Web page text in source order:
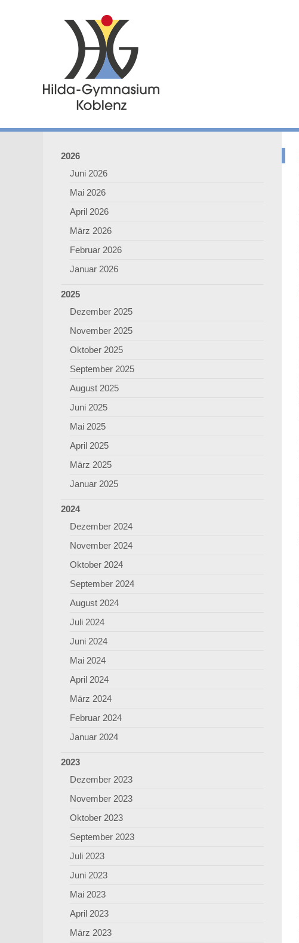
2026
Juni 2026
Mai 2026
April 2026
März 2026
Februar 2026
Januar 2026
2025
Dezember 2025
November 2025
Oktober 2025
September 2025
August 2025
Juni 2025
Mai 2025
April 2025
März 2025
Januar 2025
2024
Dezember 2024
November 2024
Oktober 2024
September 2024
August 2024
Juli 2024
Juni 2024
Mai 2024
April 2024
März 2024
Februar 2024
Januar 2024
2023
Dezember 2023
November 2023
Oktober 2023
September 2023
Juli 2023
Juni 2023
Mai 2023
April 2023
März 2023